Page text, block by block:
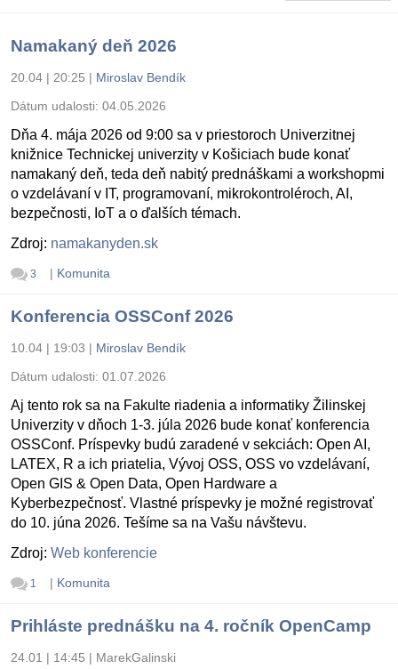
Namakaný deň 2026
20.04 | 20:25 | Miroslav Bendík
Dátum udalosti: 04.05.2026
Dňa 4. mája 2026 od 9:00 sa v priestoroch Univerzitnej
knižnice Technickej univerzity v Košiciach bude konať
namakaný deň, teda deň nabitý prednáškami a workshopmi
o vzdelávaní v IT, programovaní, mikrokontroléroch, AI,
bezpečnosti, IoT a o ďalších témach.
Zdroj: namakanyden.sk
3 | Komunita
Konferencia OSSConf 2026
10.04 | 19:03 | Miroslav Bendík
Dátum udalosti: 01.07.2026
Aj tento rok sa na Fakulte riadenia a informatiky Žilinskej
Univerzity v dňoch 1-3. júla 2026 bude konať konferencia
OSSConf. Príspevky budú zaradené v sekciách: Open AI,
LATEX, R a ich priatelia, Vývoj OSS, OSS vo vzdelávaní,
Open GIS & Open Data, Open Hardware a
Kyberbezpečnosť. Vlastné príspevky je možné registrovať
do 10. júna 2026. Tešíme sa na Vašu návštevu.
Zdroj: Web konferencie
1 | Komunita
Prihláste prednášku na 4. ročník OpenCamp
24.01 | 14:45 | MarekGalinski